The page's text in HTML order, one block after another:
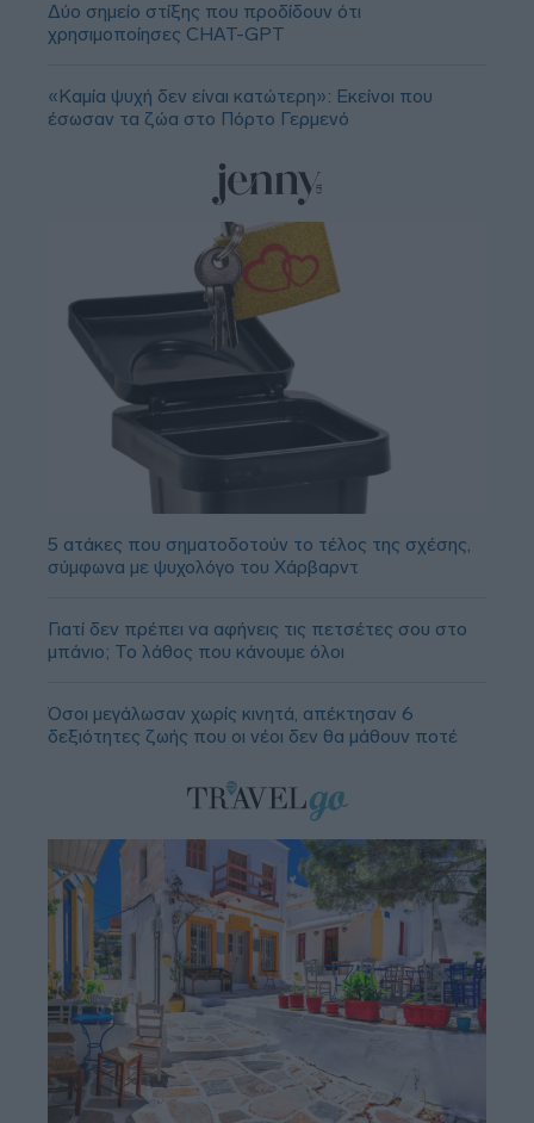
Δύο σημείο στίξης που προδίδουν ότι
χρησιμοποίησες CHAT-GPT
«Καμία ψυχή δεν είναι κατώτερη»: Εκείνοι που
έσωσαν τα ζώα στο Πόρτο Γερμενό
5 ατάκες που σηματοδοτούν το τέλος της σχέσης,
σύμφωνα με ψυχολόγο του Χάρβαρντ
Γιατί δεν πρέπει να αφήνεις τις πετσέτες σου στο
μπάνιο; Το λάθος που κάνουμε όλοι
Όσοι μεγάλωσαν χωρίς κινητά, απέκτησαν 6
δεξιότητες ζωής που οι νέοι δεν θα μάθουν ποτέ